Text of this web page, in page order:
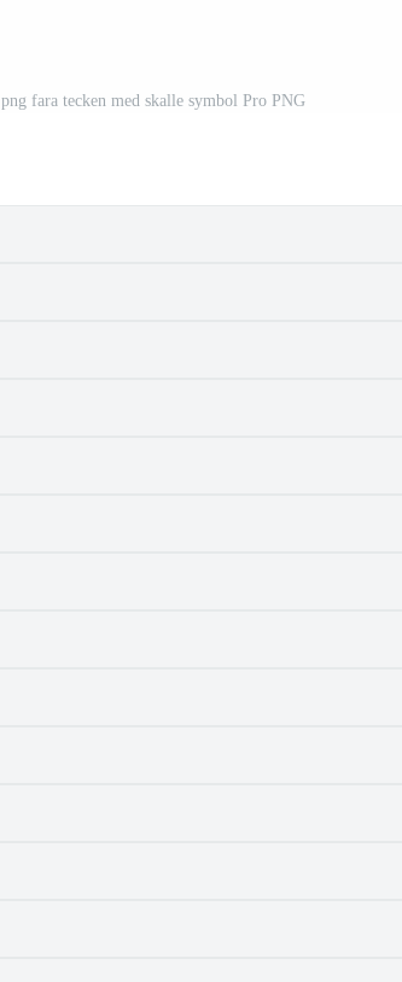
png fara tecken med skalle symbol Pro PNG